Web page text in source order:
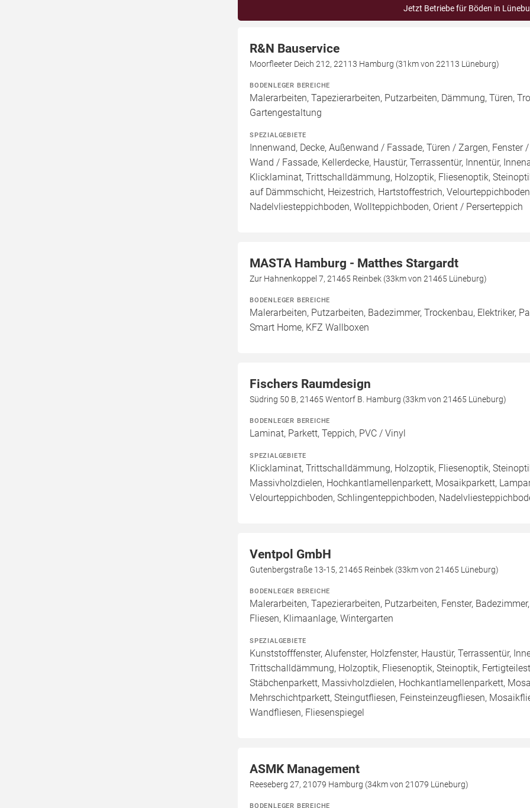
Jetzt Betriebe für Böden in
R&N Bauservice
Moorfleeter Deich 212, 22113 Hamburg (31km von 22113 Lüneburg)
BODENLEGER BEREICHE
Malerarbeiten, Tapezierarbeiten, Putzarbeiten, Dämmung, Türen,
Gartengestaltung
SPEZIALGEBIETE
Innenwand, Decke, Außenwand / Fassade, Türen / Zargen,
Wand / Fassade, Kellerdecke, Haustür, Terrassentür, Innentür,
Klicklaminat, Trittschalldämmung, Holzoptik, Fliesenoptik,
auf Dämmschicht, Heizestrich, Hartstoffestrich,
Nadelvliesteppichboden, Wollteppichboden, Orient / Perserteppich
MASTA Hamburg - Matthes Stargardt
Zur Hahnenkoppel 7, 21465 Reinbek (33km von 21465 Lüneburg)
BODENLEGER BEREICHE
Malerarbeiten, Putzarbeiten, Badezimmer, Trockenbau, Elektriker,
Smart Home, KFZ Wallboxen
Fischers Raumdesign
Südring 50 B, 21465 Wentorf B. Hamburg (33km von 21465 Lüneburg)
BODENLEGER BEREICHE
Laminat, Parkett, Teppich, PVC / Vinyl
SPEZIALGEBIETE
Klicklaminat, Trittschalldämmung, Holzoptik, Fliesenoptik,
Massivholzdielen, Hochkantlamellenparkett, Mosaikparkett,
Velourteppichboden, Schlingenteppichboden,
Ventpol GmbH
Gutenbergstraße 13-15, 21465 Reinbek (33km von 21465 Lüneburg)
BODENLEGER BEREICHE
Malerarbeiten, Tapezierarbeiten, Putzarbeiten, Fenster,
Fliesen, Klimaanlage, Wintergarten
SPEZIALGEBIETE
Kunststofffenster, Alufenster, Holzfenster, Haustür, Terrassentür,
Trittschalldämmung, Holzoptik, Fliesenoptik, Steinoptik,
Stäbchenparkett, Massivholzdielen, Hochkantlamellenparkett,
Mehrschichtparkett, Steingutfliesen, Feinsteinzeugfliesen,
Wandfliesen, Fliesenspiegel
ASMK Management
Reeseberg 27, 21079 Hamburg (34km von 21079 Lüneburg)
BODENLEGER BEREICHE